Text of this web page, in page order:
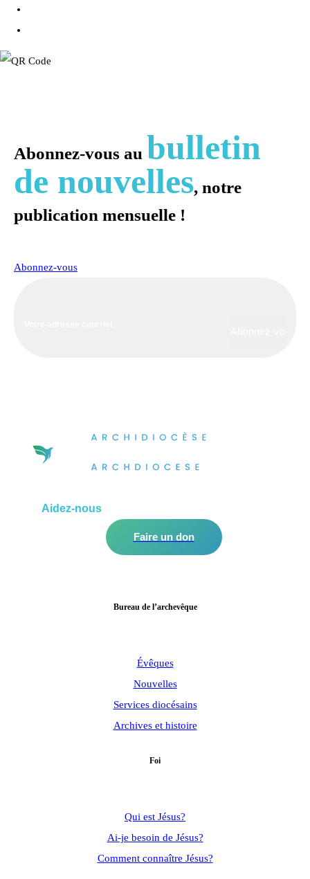
Abonnez-vous au bulletin
de nouvelles, notre
publication mensuelle !
Abonnez-vous
Aidez-nous
Faire un don
Bureau de l’archevêque
Évêques
Nouvelles
Services diocésains
Archives et histoire
Foi
Qui est Jésus?
Ai-je besoin de Jésus?
Comment connaître Jésus?